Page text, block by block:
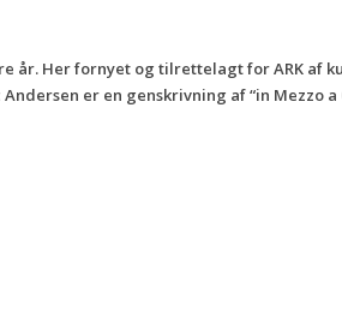
år. Her fornyet og tilrettelagt for ARK af
Andersen er en genskrivning af “in